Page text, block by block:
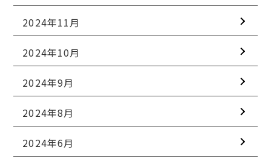
2024年11月
2024年10月
2024年9月
2024年8月
2024年6月